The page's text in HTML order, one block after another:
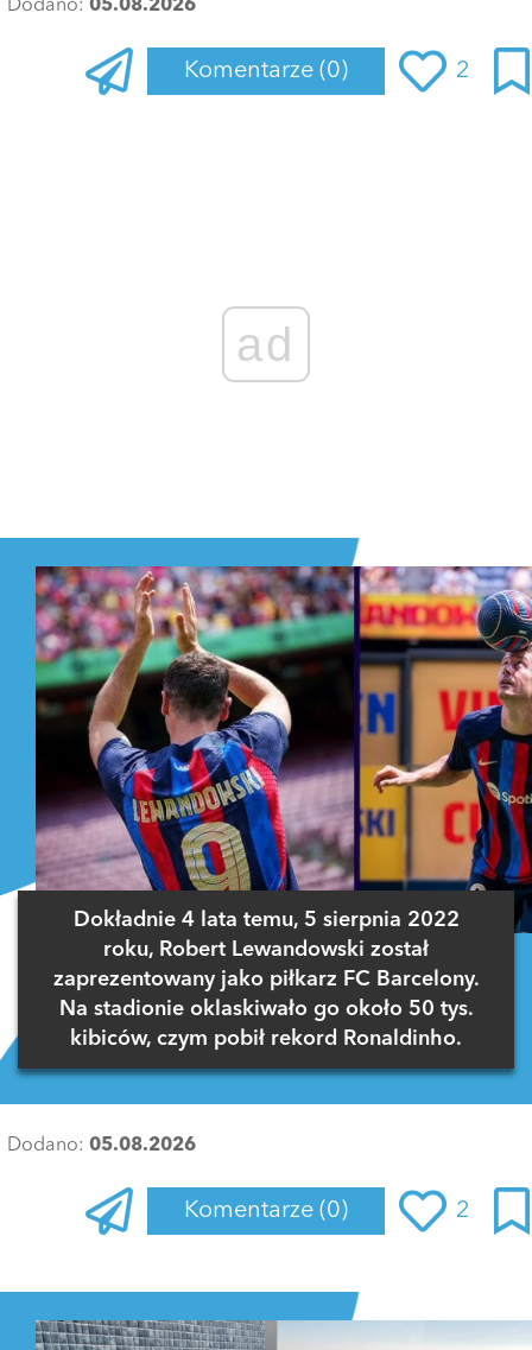
Dodano: 05.08.2026
Komentarze (0) 2
ad
Dokładnie 4 lata temu, 5 sierpnia 2022
roku, Robert Lewandowski został
zaprezentowany jako piłkarz FC Barcelony.
Na stadionie oklaskiwało go około 50 tys.
kibiców, czym pobił rekord Ronaldinho.
Dodano: 05.08.2026
Komentarze (0) 2